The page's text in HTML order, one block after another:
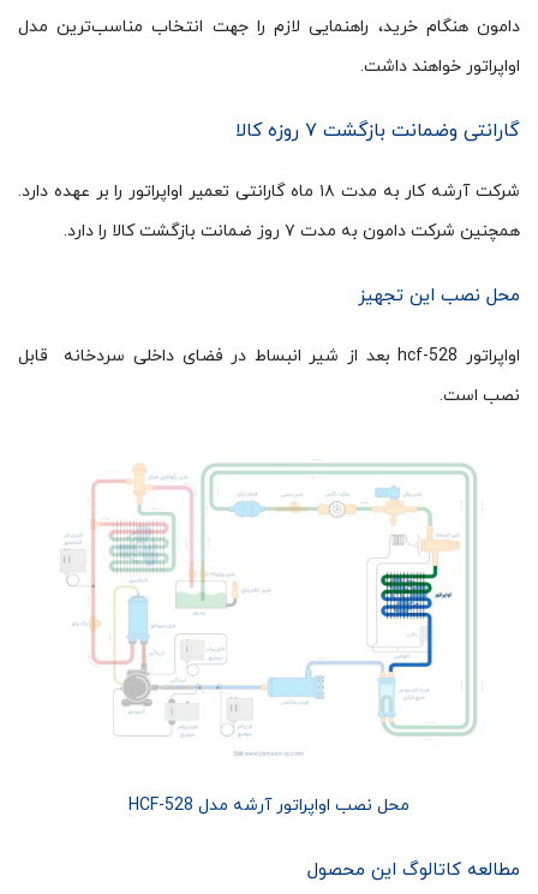
دامون هنگام خرید، راهنمایی لازم را جهت انتخاب مناسب‌ترین مدل
اواپراتور خواهند داشت.
گارانتی وضمانت بازگشت ۷ روزه کالا
شرکت آرشه کار به مدت ۱۸ ماه گارانتی تعمیر اواپراتور را بر عهده دارد.
همچنین شرکت دامون به مدت ۷ روز ضمانت بازگشت کالا را دارد.
محل نصب این تجهیز
اواپراتور hcf-528 بعد از شیر انبساط در فضای داخلی سردخانه قابل
نصب است.
محل نصب اواپراتور آرشه مدل HCF-528
مطالعه کاتالوگ این محصول